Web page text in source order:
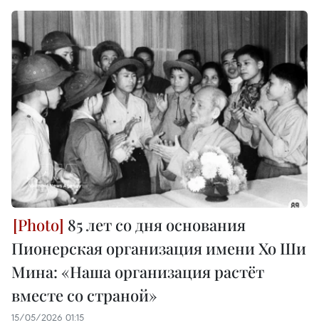
85 лет со дня основания
Пионерская организация имени Хо Ши
Мина: «Наша организация растёт
вместе со страной»
15/05/2026 01:15